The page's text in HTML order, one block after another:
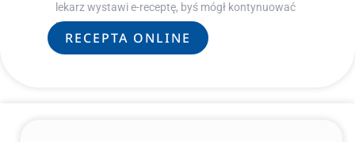
lekarz wystawi e-receptę, byś mógł kontynuować
leczenie.
RECEPTA ONLINE